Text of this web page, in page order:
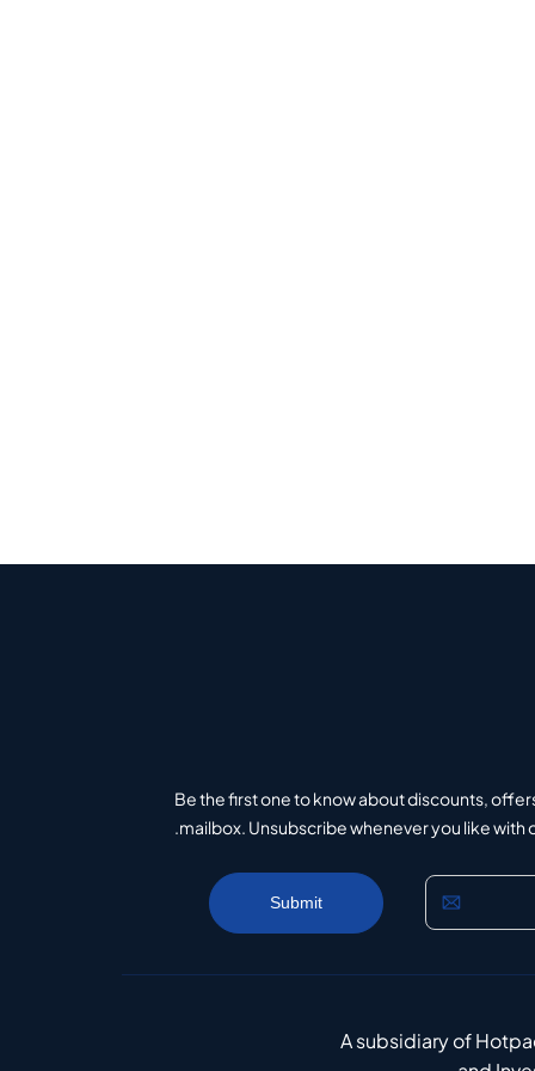
Be the first one to know about discounts,
mailbox. Unsubscribe whenever you like with
A subsidiary of